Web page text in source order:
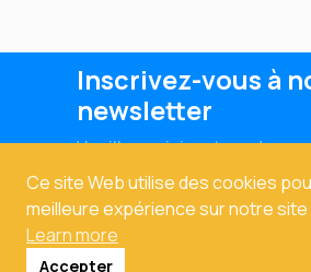
Ce site Web utilise des cookies
meilleure expérience sur notre site
Learn more
Accepter
Inscrivez-vous à
newsletter
Veuillez saisir votre